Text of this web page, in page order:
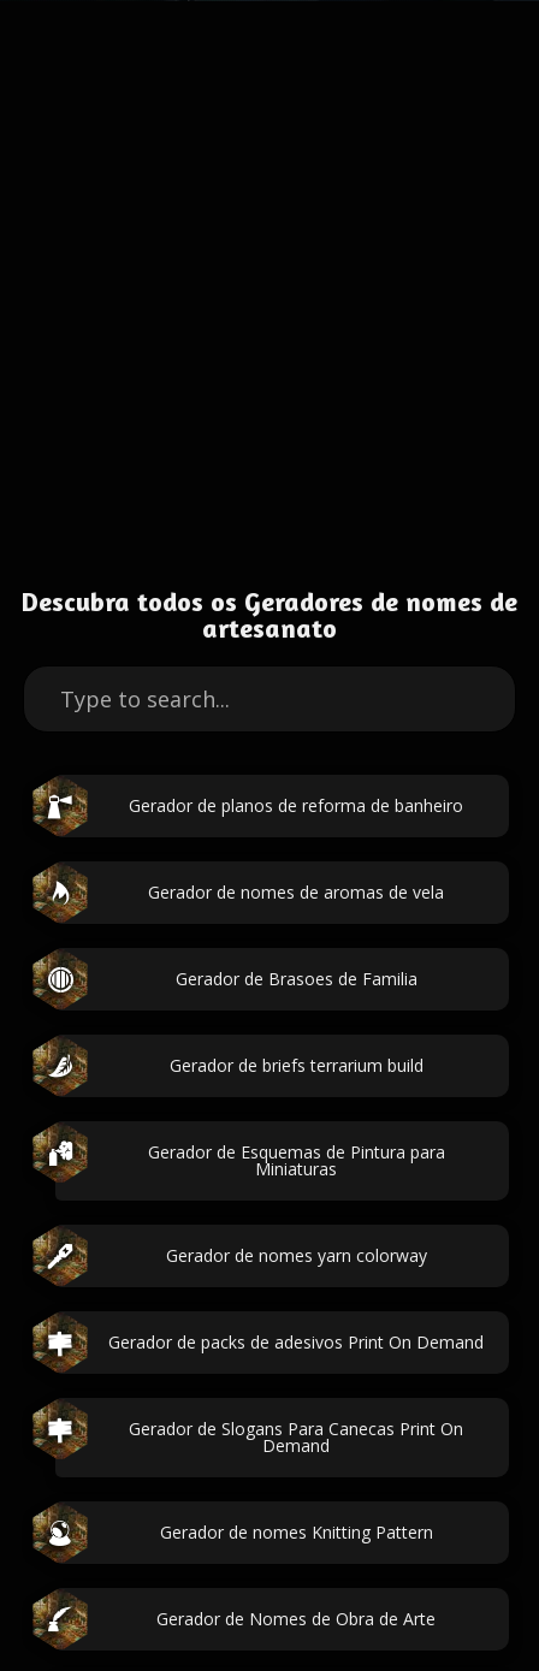
Descubra todos os Geradores de nomes de
artesanato
Gerador de planos de reforma de banheiro
Gerador de nomes de aromas de vela
Gerador de Brasoes de Familia
Gerador de briefs terrarium build
Gerador de Esquemas de Pintura para
Miniaturas
Gerador de nomes yarn colorway
Gerador de packs de adesivos Print On Demand
Gerador de Slogans Para Canecas Print On
Demand
Gerador de nomes Knitting Pattern
Gerador de Nomes de Obra de Arte